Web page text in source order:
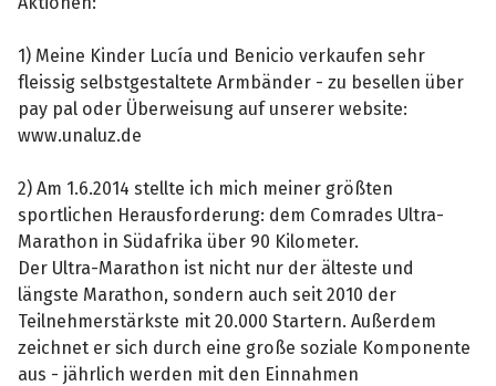
1) Meine Kinder Lucía und Benicio verkaufen sehr
fleissig selbstgestaltete Armbänder - zu besellen über
pay pal oder Überweisung auf unserer website:
www.unaluz.de
2) Am 1.6.2014 stellte ich mich meiner größten
sportlichen Herausforderung: dem Comrades Ultra-
Marathon in Südafrika über 90 Kilometer.
Der Ultra-Marathon ist nicht nur der älteste und
längste Marathon, sondern auch seit 2010 der
Teilnehmerstärkste mit 20.000 Startern. Außerdem
zeichnet er sich durch eine große soziale Komponente
aus - jährlich werden mit den Einnahmen